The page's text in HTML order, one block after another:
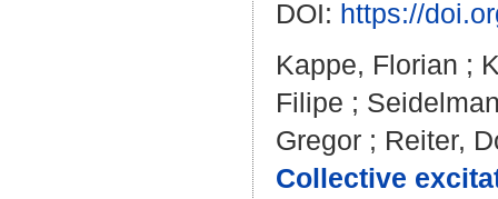
DOI: https://
Kappe, Florian ;
Filipe ;
Gregor ; Reiter,
Collective